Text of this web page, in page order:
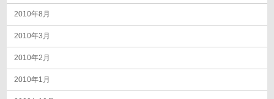
2010年8月
2010年3月
2010年2月
2010年1月